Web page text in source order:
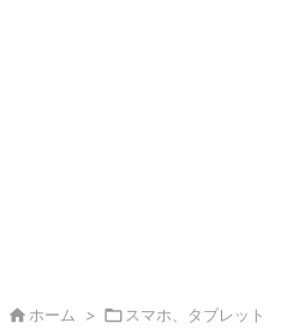
 ホーム >  スマホ、タブレット